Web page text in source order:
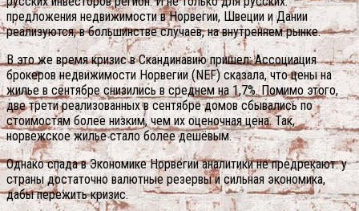
предложения недвижимости в Норвегии, Швеции и Дании
реализуются, в большинстве случаев, на внутреннем рынке.
В это же время кризис в Скандинавию пришел: Ассоциация
брокеров недвижимости Норвегии (NEF) сказала, что цены на
жилье в сентябре снизились в среднем на 1,7%. Помимо этого,
две трети реализованных в сентябре домов сбывались по
стоимостям более низким, чем их оценочная цена. Так,
норвежское жилье стало более дешёвым.
Однако спада в Экономике Норвегии аналитики не предрекают: у
страны достаточно валютные резервы и сильная экономика,
дабы пережить кризис.